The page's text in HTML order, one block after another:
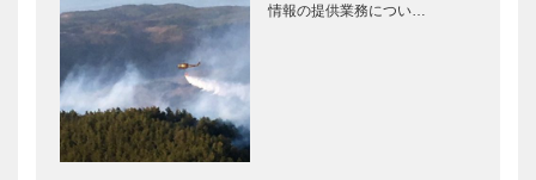
情報の提供業務につい…